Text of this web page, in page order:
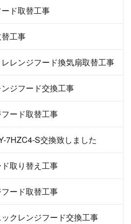
ド取替工事
工事
レンジフード換気扇取替工事
ジフード交換工事
ード取替工事
7HZC4-S交換致しました
取り替え工事
ード取替工事
クレンジフード交換工事